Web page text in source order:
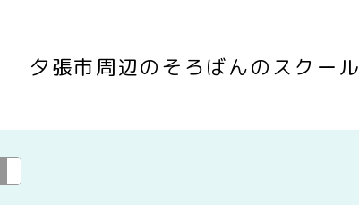
夕張市周辺のそろばんのスクール